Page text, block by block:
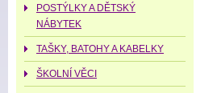
POSTÝLKY A DĚTSKÝ
NÁBYTEK
TAŠKY, BATOHY A KABELKY
ŠKOLNÍ VĚCI